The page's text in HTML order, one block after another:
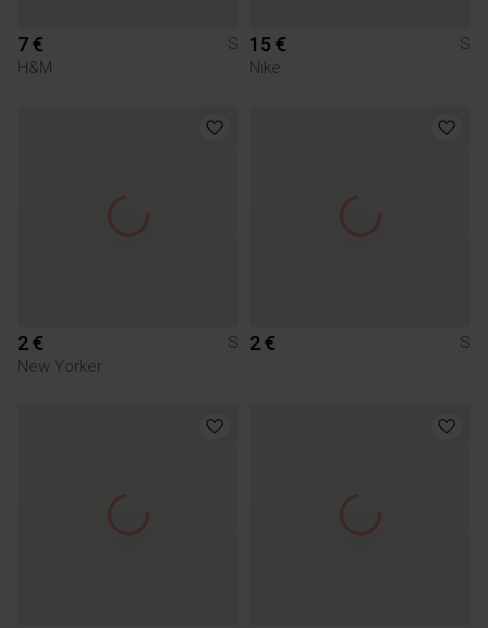
7 €
S
H&M
15 €
S
Nike
2 €
S
New Yorker
2 € S